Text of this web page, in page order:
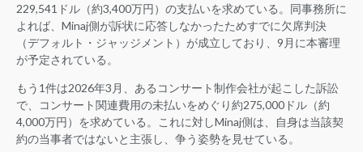
229,541ドル（約3,400万円）の支払いを求めている。同事務所に
よれば、Minaj側が訴状に応答しなかったためすでに欠席判決
（デフォルト・ジャッジメント）が成立しており、9月に本審理
が予定されている。
もう1件は2026年3月、あるコンサート制作会社が起こした訴訟
で、コンサート関連費用の未払いをめぐり約275,000ドル（約
4,000万円）を求めている。これに対しMinaj側は、自身は当該契
約の当事者ではないと主張し、争う姿勢を見せている。